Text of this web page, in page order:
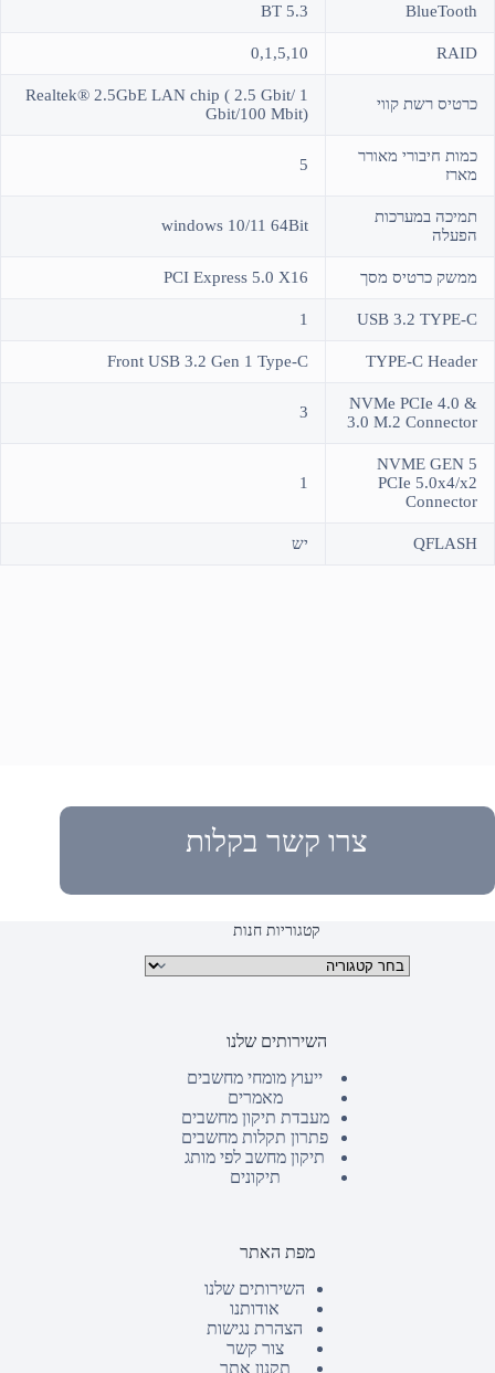
BlueTooth
BT 5.3
RAID
0,1,5,10
כרטיס רשת קווי
Realtek® 2.5GbE LAN chip ( 2.5 Gbit/ 1
Gbit/100 Mbit)
כמות חיבורי מאורר
מארז
5
תמיכה במערכות
הפעלה
windows 10/11 64Bit
ממשק כרטיס מסך PCI Express 5.0 X16
USB 3.2 TYPE-C
1
TYPE-C Header
Front USB 3.2 Gen 1 Type-C
NVMe PCIe 4.0 &
3.0 M.2 Connector
3
NVME GEN 5
PCIe 5.0x4/x2
Connector
1
QFLASH יש
צרו קשר בקלות
קטגוריות חנות
קטגוריות מוצרים
השירותים שלנו
ייעוץ מומחי מחשבים
מאמרים
מעבדת תיקון מחשבים
פתרון תקלות מחשבים
תיקון מחשב לפי מותג
תיקונים
מפת האתר
השירותים שלנו
אודותנו
הצהרת נגישות
צור קשר
תקנון אתר